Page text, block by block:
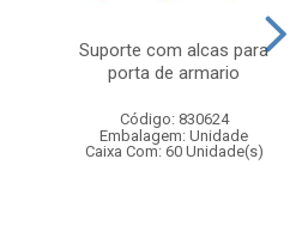
Suporte com alcas para
porta de armario
Código: 830624
Embalagem: Unidade
Caixa Com: 60 Unidade(s)